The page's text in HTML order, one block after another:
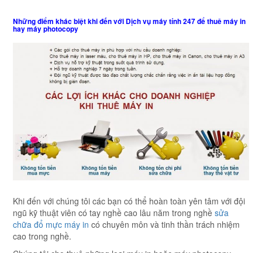
Những điểm khác biệt khi đến với Dịch vụ máy tính 247 để thuê máy in
hay máy photocopy
Khi đến với chúng tôi các bạn có thể hoàn toàn yên tâm với đội
ngũ kỹ thuật viên có tay nghề cao lâu năm trong nghề sửa
chữa đổ mực máy in có chuyên môn và tinh thần trách nhiệm
cao trong nghề.